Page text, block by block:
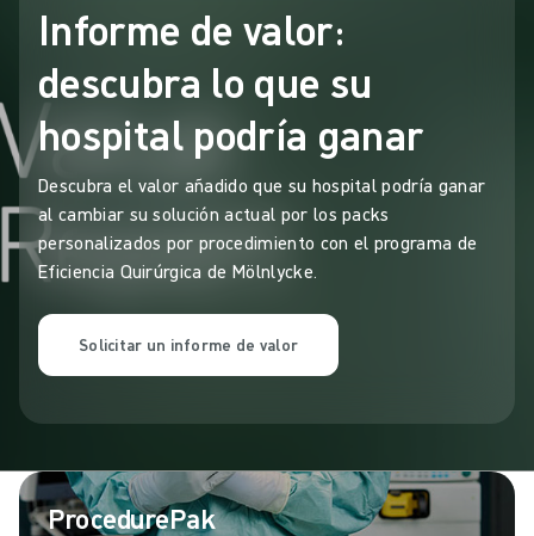
Informe de valor:
descubra lo que su
hospital podría ganar
Descubra el valor añadido que su hospital podría ganar
al cambiar su solución actual por los packs
personalizados por procedimiento con el programa de
Eficiencia Quirúrgica de Mölnlycke.
Solicitar un informe de valor
ProcedurePak